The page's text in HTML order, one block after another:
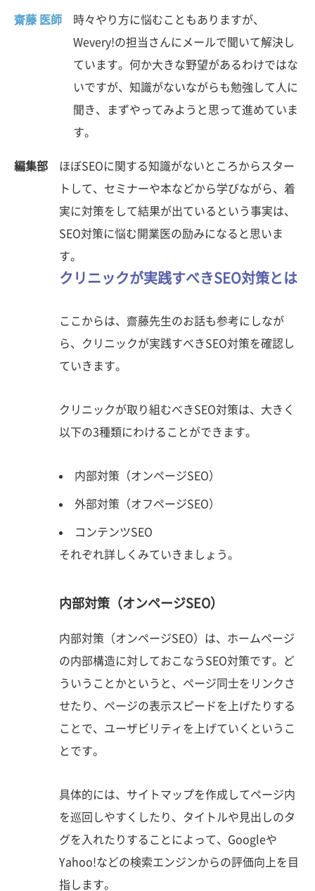
齋藤 医師
時々やり方に悩むこともありますが、
Wevery!の担当さんにメールで聞いて解決し
ています。何か大きな野望があるわけではな
いですが、知識がないながらも勉強して人に
聞き、まずやってみようと思って進めていま
す。
編集部
ほぼSEOに関する知識がないところからスター
トして、セミナーや本などから学びながら、着
実に対策をして結果が出ているという事実は、
SEO対策に悩む開業医の励みになると思いま
す。
クリニックが実践すべきSEO対策とは
ここからは、齋藤先生のお話も参考にしなが
ら、クリニックが実践すべきSEO対策を確認し
ていきます。
クリニックが取り組むべきSEO対策は、大きく
以下の3種類にわけることができます。
内部対策（オンページSEO）
外部対策（オフページSEO）
コンテンツSEO
それぞれ詳しくみていきましょう。
内部対策（オンページSEO）
内部対策（オンページSEO）は、ホームページ
の内部構造に対しておこなうSEO対策です。ど
ういうことかというと、ページ同士をリンクさ
せたり、ページの表示スピードを上げたりする
ことで、ユーザビリティを上げていくというこ
とです。
具体的には、サイトマップを作成してページ内
を巡回しやすくしたり、タイトルや見出しのタ
グを入れたりすることによって、Googleや
Yahoo!などの検索エンジンからの評価向上を目
指します。